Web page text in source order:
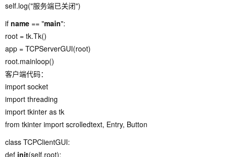
self.log("服务端已关闭")
if name == "main":
root = tk.Tk()
app = TCPServerGUI(root)
root.mainloop()
客户端代码：
import socket
import threading
import tkinter as tk
from tkinter import scrolledtext, Entry, Button
class TCPClientGUI:
def init(self,root):